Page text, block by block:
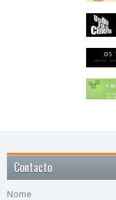
Contacto
Nome